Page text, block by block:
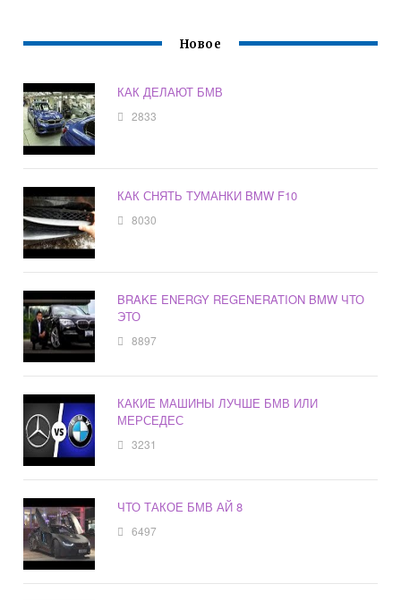
Новое
КАК ДЕЛАЮТ БМВ
2833
КАК СНЯТЬ ТУМАНКИ BMW F10
8030
BRAKE ENERGY REGENERATION BMW ЧТО
ЭТО
8897
КАКИЕ МАШИНЫ ЛУЧШЕ БМВ ИЛИ
МЕРСЕДЕС
3231
ЧТО ТАКОЕ БМВ АЙ 8
6497